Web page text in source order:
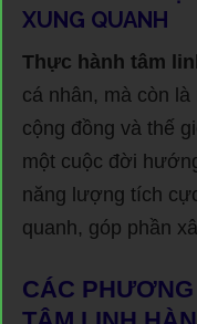
XUNG QUANH
Thực hành tâm
cá nhân, mà còn
cộng đồng và thế
một cuộc đời
năng lượng tích
quanh, góp phần
CÁC